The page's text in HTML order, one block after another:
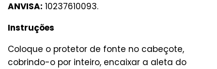
ANVISA: 10237610093.
Instruções
Coloque o protetor de fonte no cabeçote,
cobrindo-o por inteiro, encaixar a aleta do